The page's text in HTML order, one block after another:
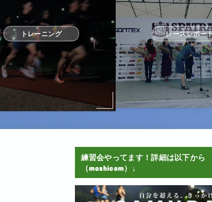
トレーニング レースレポー
練習会やってます！詳細は以下から
（moshicom）↓